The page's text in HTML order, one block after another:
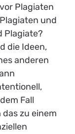
Plagiaten
und
Plagiate?
die Ideen,
anderen
Fall
zu einem